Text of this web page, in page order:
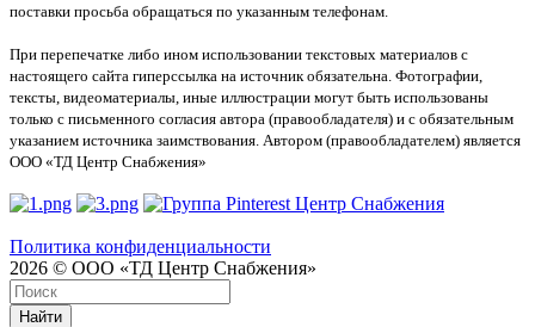
поставки просьба обращаться по указанным телефонам.
При перепечатке либо ином использовании текстовых материалов с
настоящего сайта гиперссылка на источник обязательна. Фотографии,
тексты, видеоматериалы, иные иллюстрации могут быть использованы
только с письменного согласия автора (правообладателя) и с обязательным
указанием источника заимствования. Автором (правообладателем) является
ООО «ТД Центр Снабжения»
Политика конфиденциальности
2026 © ООО «ТД Центр Снабжения»
Найти